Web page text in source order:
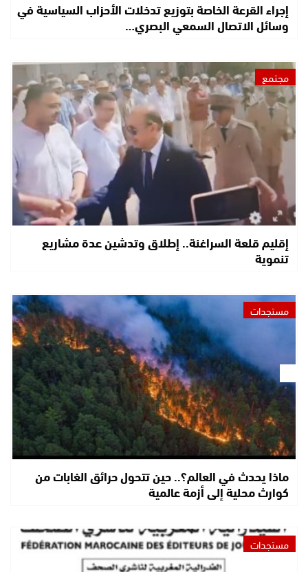
إجراء القرعة الخاصة بتوزيع تدخلات الأحزاب السياسية في
وسائل الاتصال السمعي البصري…
مجتمع
إقليم قلعة السراغنة.. إطلاق وتدشين عدة مشاريع
تنموية
مستجدات
ماذا يحدث في العالم؟.. حين تتحول حرائق الغابات من
كوارث محلية إلى أزمة عالمية
مستجدات